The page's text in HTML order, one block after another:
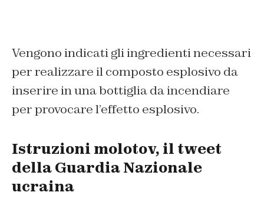
Vengono indicati gli ingredienti necessari
per realizzare il composto esplosivo da
inserire in una bottiglia da incendiare
per provocare l’effetto esplosivo.
Istruzioni molotov, il tweet
della Guardia Nazionale
ucraina